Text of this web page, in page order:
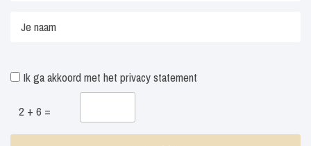
Ik ga akkoord met het privacy statement
2 + 6 =